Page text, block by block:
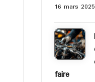
16 mars 2025
faire